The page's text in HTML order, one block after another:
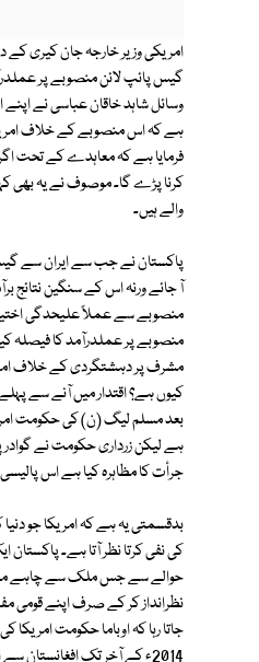
امریکی وزیر خارجہ جان کیری کے
گیس پائپ لائن منصوبے پر
وسائل شاہد خاقان عباسی نے
کرنا پڑے گا۔ موصوف نے یہ بھی
والے ہیں۔
پاکستان نے جب سے ایران سے گیس
آ جائے ورنہ اس کے سنگین نتائج
منصوبے سے عملاً علیحدگی
منصوبے پر عملدرآمد کا فیصلہ
مشرف پر دہشتگردی کے خلاف
کیوں ہے؟ اقتدار میں آنے سے
ہے لیکن زرداری حکومت نے
جرأت کا مظاہرہ کیا ہے اس
بدقسمتی یہ ہے کہ امریکا جو
کی نفی کرتا نظر آتا ہے۔
حوالے سے جس ملک سے چاہے
نظرانداز کر کے صرف اپنے قومی
جاتا رہا کہ اوباما حکومت